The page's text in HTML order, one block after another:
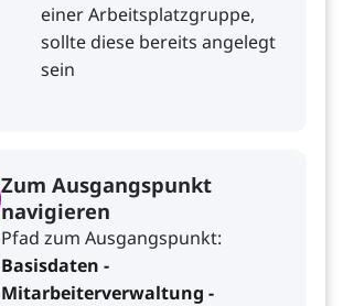
einer Arbeitsplatzgruppe,
sollte diese bereits angelegt
sein
Zum Ausgangspunkt
navigieren
Pfad zum Ausgangspunkt:
Basisdaten -
Mitarbeiterverwaltung -